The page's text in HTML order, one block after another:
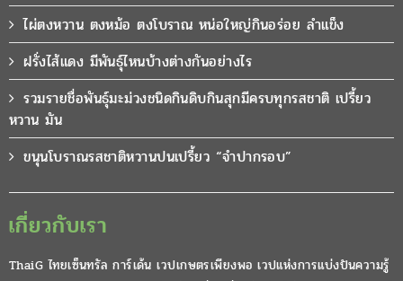
ไผ่ตงหวาน ตงหม้อ ตงโบราณ หน่อใหญ่กินอร่อย ลำแข็ง
ฝรั่งไส้แดง มีพันธุ์ไหนบ้างต่างกันอย่างไร
รวมรายชื่อพันธุ์มะม่วงชนิดกินดิบกินสุกมีครบทุกรสชาติ เปรี้ยว
หวาน มัน
ขนุนโบราณรสชาติหวานปนเปรี้ยว “จำปากรอบ”
เกี่ยวกับเรา
ThaiG ไทยเซ็นทรัล การ์เด้น เวปเกษตรเพียงพอ เวปแห่งการแบ่งปันความรู้